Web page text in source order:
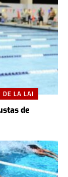
DE LA LAI
de